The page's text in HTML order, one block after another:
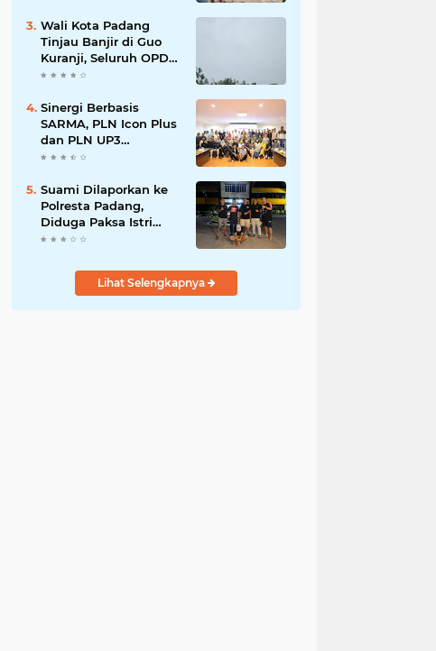
Banjir Susulan
Wali Kota Padang
Tinjau Banjir di Guo
Kuranji, Seluruh OPD
Disiagakan dan
Dipercepat
Sinergi Berbasis
SARMA, PLN Icon Plus
dan PLN UP3
Tanjungpinang
Strategis
Suami Dilaporkan ke
Polresta Padang,
Diduga Paksa Istri
Layani Pria Lain
Lihat Selengkapnya